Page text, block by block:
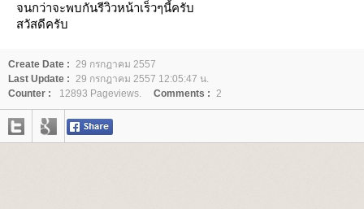
จนกว่าจะพบกันรีวิวหน้าเร็วๆนี้ครับ
สวัสดีครับ
Create Date : 29 กรกฎาคม 2557
Last Update : 29 กรกฎาคม 2557 12:05:47 น.
Counter :
12893 Pageviews. Comments : 2